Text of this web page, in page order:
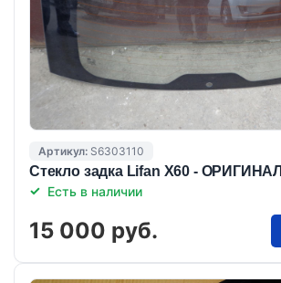
Артикул: S6303110
Стекло задка Lifan X60 - ОРИГИНАЛ
Есть в наличии
15 000 руб.